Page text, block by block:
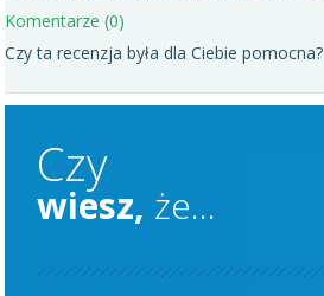
Komentarze (0)
Czy ta recenzja była dla Ciebie pomocna?
Czy
wiesz, że...